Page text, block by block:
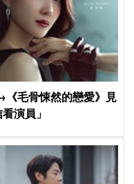
毛骨悚然的戀愛》見
演員」